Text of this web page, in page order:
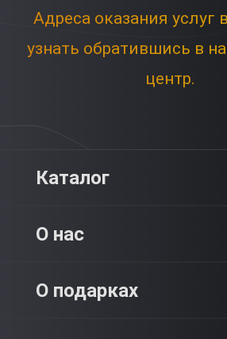
Адреса оказания услуг
узнать обратившись в
центр.
Каталог
О нас
О компании
О подарках